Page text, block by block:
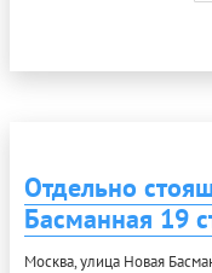
Отдельно
Басманная 19
Москва, улица Новая